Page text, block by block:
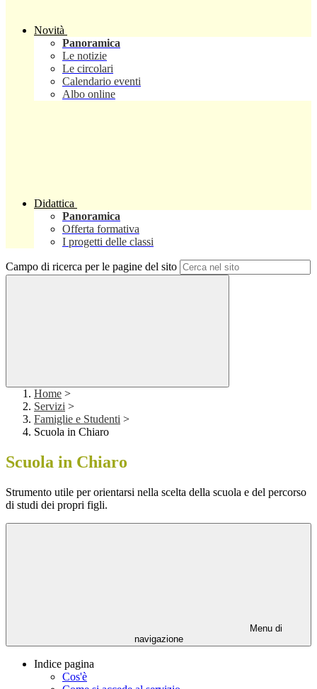
Novità
Panoramica
Le notizie
Le circolari
Calendario eventi
Albo online
Didattica
Panoramica
Offerta formativa
I progetti delle classi
Campo di ricerca per le pagine del sito
Home >
Servizi >
Famiglie e Studenti >
Scuola in Chiaro
Scuola in Chiaro
Strumento utile per orientarsi nella scelta della scuola e del percorso
di studi dei propri figli.
Menu di
navigazione
Indice pagina
Cos'è